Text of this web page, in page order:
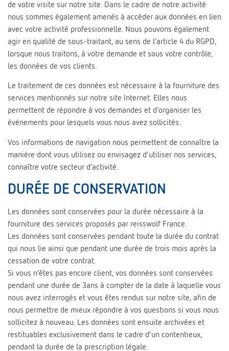
de votre visite sur notre site. Dans le cadre de notre activité
nous sommes également amenés à accéder aux données en lien
avec votre activité professionnelle. Nous pouvons également
agir en qualité de sous-traitant, au sens de l’article 4 du RGPD,
lorsque nous traitons, à votre demande et sous votre contrôle,
les données de vos clients.
Le traitement de ces données est nécessaire à la fourniture des
services mentionnés sur notre site Internet. Elles nous
permettent de répondre à vos demandes et d’organiser les
événements pour lesquels vous nous avez sollicités.
Vos informations de navigation nous permettent de connaître la
manière dont vous utilisez ou envisagez d’utiliser nos services,
connaître votre secteur d’activité.
DURÉE DE CONSERVATION
Les données sont conservées pour la durée nécessaire à la
fourniture des services proposés par reisswolf France.
Les données sont conservées pendant toute la durée du contrat
qui nous lie ainsi que pendant une durée de trois mois après la
cessation de votre contrat.
Si vous n’êtes pas encore client, vos données sont conservées
pendant une durée de 3ans à compter de la date à laquelle vous
nous avez interrogés et vous êtes rendus sur notre site, afin de
nous permettre de mieux répondre à vos questions si vous nous
sollicitez à nouveau. Les données sont ensuite archivées et
restituables exclusivement dans le cadre d’un contentieux,
pendant la durée de la prescription légale.